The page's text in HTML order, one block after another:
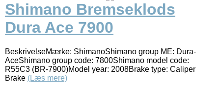
Shimano Bremseklods
Dura Ace 7900
BeskrivelseMærke: ShimanoShimano group ME: Dura-
AceShimano group code: 7800Shimano model code:
R55C3 (BR-7900)Model year: 2008Brake type: Caliper
Brake (Læs mere)